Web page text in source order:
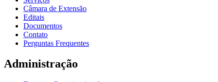
Câmara de Extensão
Editais
Documentos
Contato
Perguntas Frequentes
Administração